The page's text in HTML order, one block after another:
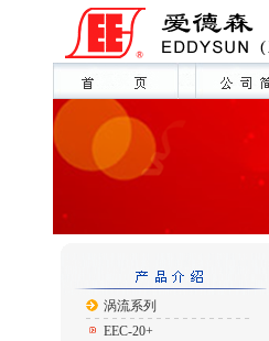
涡流系列
EEC-20+